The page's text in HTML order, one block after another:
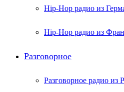
Hip-Hop радио из
Hip-Hop радио из
Разговорное
Разговорное радио из